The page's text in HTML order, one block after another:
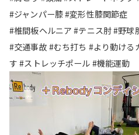
#ジャンパー膝 #変形性膝関節症
#椎間板ヘルニア #テニス肘 #野球
#交通事故 #むち打ち #より動ける
す #ストレッチポール #機能運動